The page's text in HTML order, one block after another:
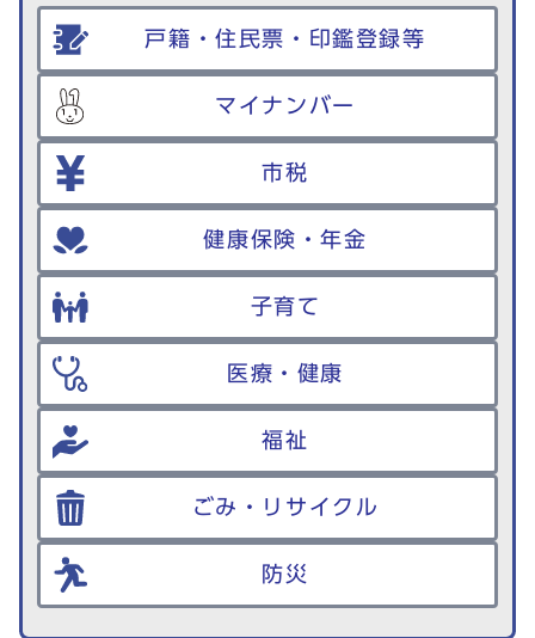
戸籍・住民票・印鑑登録等
マイナンバー
市税
健康保険・年金
子育て
医療・健康
福祉
ごみ・リサイクル
防災